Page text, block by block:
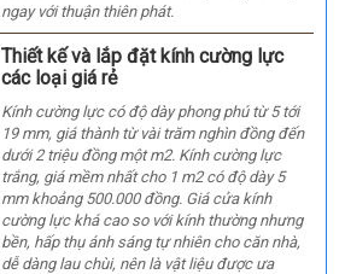
ngay với thuận thiên phát.
Thiết kế và lắp đặt kính cường lực
các loại giá rẻ
Kính cường lực có độ dày phong phú từ 5 tới
19 mm, giá thành từ vài trăm nghìn đồng đến
dưới 2 triệu đồng một m2. Kính cường lực
trắng, giá mềm nhất cho 1 m2 có độ dày 5
mm khoảng 500.000 đồng. Giá cửa kính
cường lực khá cao so với kính thường nhưng
bền, hấp thụ ánh sáng tự nhiên cho căn nhà,
dễ dàng lau chùi, nên là vật liệu được ưa